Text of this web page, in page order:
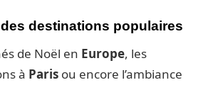
destinations populaires
de Noël en Europe, les
à Paris ou encore l’ambiance